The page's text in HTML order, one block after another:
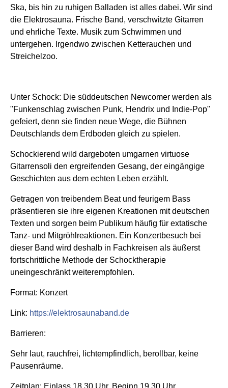
Ska, bis hin zu ruhigen Balladen ist alles dabei. Wir sind
die Elektrosauna. Frische Band, verschwitzte Gitarren
und ehrliche Texte. Musik zum Schwimmen und
untergehen. Irgendwo zwischen Ketterauchen und
Streichelzoo.
Unter Schock: Die süddeutschen Newcomer werden als
"Funkenschlag zwischen Punk, Hendrix und Indie-Pop"
gefeiert, denn sie finden neue Wege, die Bühnen
Deutschlands dem Erdboden gleich zu spielen.
Schockierend wild dargeboten umgarnen virtuose
Gitarrensoli den ergreifenden Gesang, der eingängige
Geschichten aus dem echten Leben erzählt.
Getragen von treibendem Beat und feurigem Bass
präsentieren sie ihre eigenen Kreationen mit deutschen
Texten und sorgen beim Publikum häufig für extatische
Tanz- und Mitgröhlreaktionen. Ein Konzertbesuch bei
dieser Band wird deshalb in Fachkreisen als äußerst
fortschrittliche Methode der Schocktherapie
uneingeschränkt weiterempfohlen.
Format: Konzert
Link: https://elektrosaunaband.de
Barrieren:
Sehr laut, rauchfrei, lichtempfindlich, berollbar, keine
Pausenräume.
Zeitplan: Einlass 18.30 Uhr, Beginn 19.30 Uhr